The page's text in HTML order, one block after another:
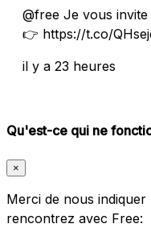
@free Je vous
👉 https://t.co/
il y a 23 heures
Qu'est-ce qui ne
×
Merci de nous
rencontrez avec Free: